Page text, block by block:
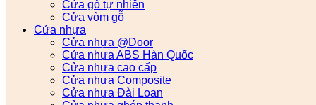
Cửa gỗ tự nhiên
Cửa vòm gỗ
Cửa nhựa
Cửa nhựa @Door
Cửa nhựa ABS Hàn Quốc
Cửa nhựa cao cấp
Cửa nhựa Composite
Cửa nhựa Đài Loan